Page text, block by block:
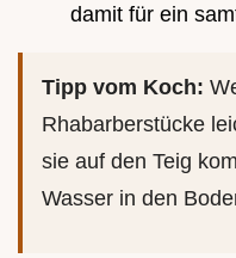
damit für ein
Tipp vom Koch:
Rhabarberstücke
sie auf den Teig
Wasser in den